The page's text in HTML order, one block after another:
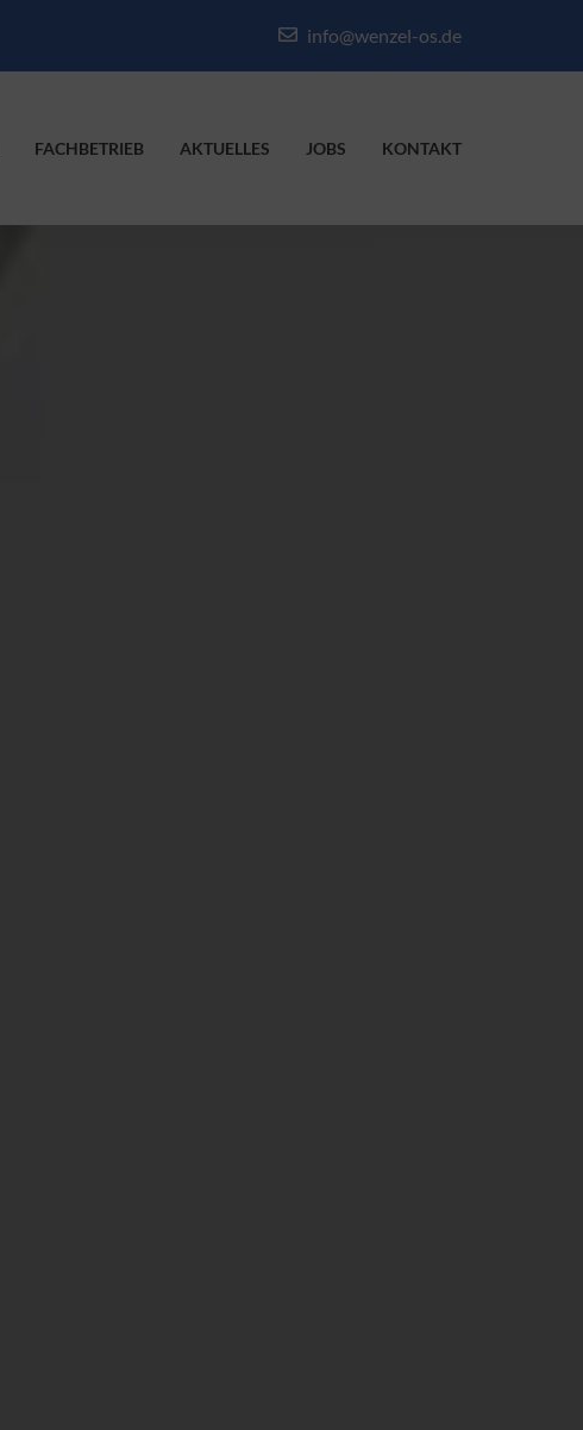
info@wenzel-os.de
FACHBETRIEB AKTUELLES JOBS KONTAKT